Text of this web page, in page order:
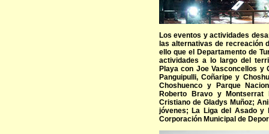
Los eventos y actividades
las alternativas de recreación
ello que el Departamento de
actividades a lo largo del
Playa con Joe Vasconcellos y
Panguipulli, Coñaripe y
Choshuenco y Parque
Roberto Bravo y
Cristiano de Gladys Muñoz;
jóvenes; La Liga del Asado y
Corporación Municipal de